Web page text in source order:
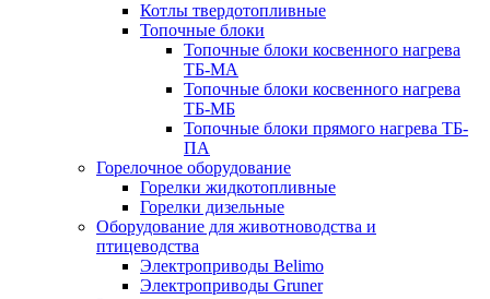
Котлы твердотопливные
Топочные блоки
Топочные блоки косвенного нагрева
ТБ-МА
Топочные блоки косвенного нагрева
ТБ-МБ
Топочные блоки прямого нагрева ТБ-
ПА
Горелочное оборудование
Горелки жидкотопливные
Горелки дизельные
Оборудование для животноводства и
птицеводства
Электроприводы Belimo
Электроприводы Gruner